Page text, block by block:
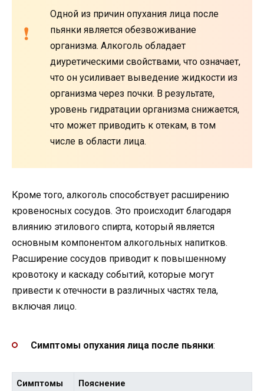
Одной из причин опухания лица после
пьянки является обезвоживание
организма. Алкоголь обладает
диуретическими свойствами, что означает,
что он усиливает выведение жидкости из
организма через почки. В результате,
уровень гидратации организма снижается,
что может приводить к отекам, в том
числе в области лица.
Кроме того, алкоголь способствует расширению
кровеносных сосудов. Это происходит благодаря
влиянию этилового спирта, который является
основным компонентом алкогольных напитков.
Расширение сосудов приводит к повышенному
кровотоку и каскаду событий, которые могут
привести к отечности в различных частях тела,
включая лицо.
Симптомы опухания лица после пьянки:
Симптомы Пояснение